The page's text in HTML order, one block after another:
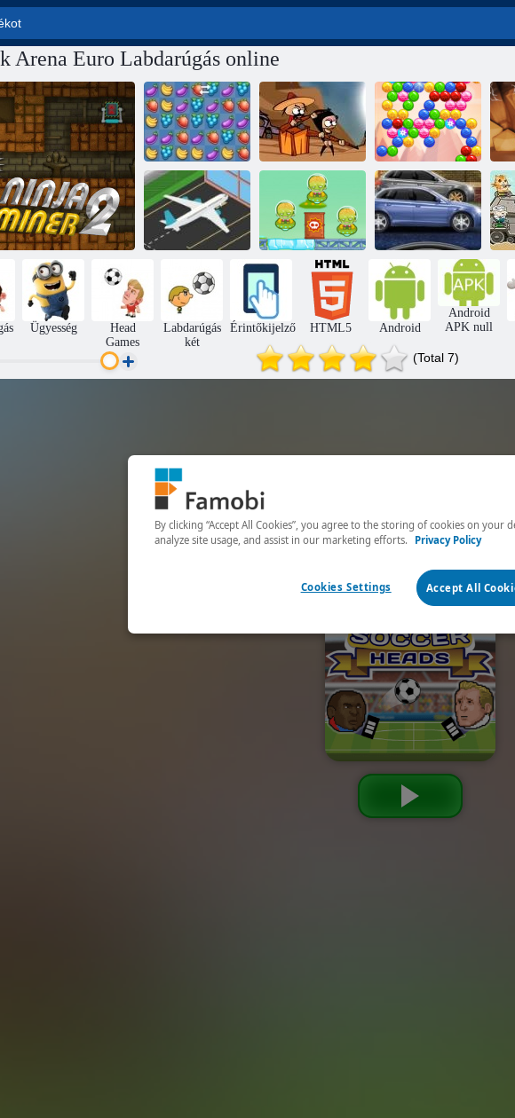
Arena Euro Labdarúgás online
Fruya összetörés
Zombies nem
ugrik
Buborékszellem
Repülőtéri
rohanás
Cowboys vs
marslakók
Street Race düh
Ügyesség
Head
Games
Labdarúgás
két
Érintőkijelző HTML5 Android
Android
APK null
(Total 7)